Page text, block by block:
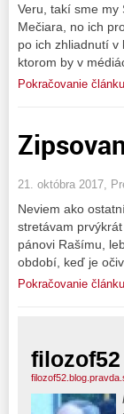
Veru, takí sme my
Mečiara, no ich
po ich zhliadnutí v
ktorom by v
Pokračovanie článku
21. októbra 2017,
Neviem ako
stretávam
pánovi Rašímu,
období, keď je
Pokračovanie článku
filozof52